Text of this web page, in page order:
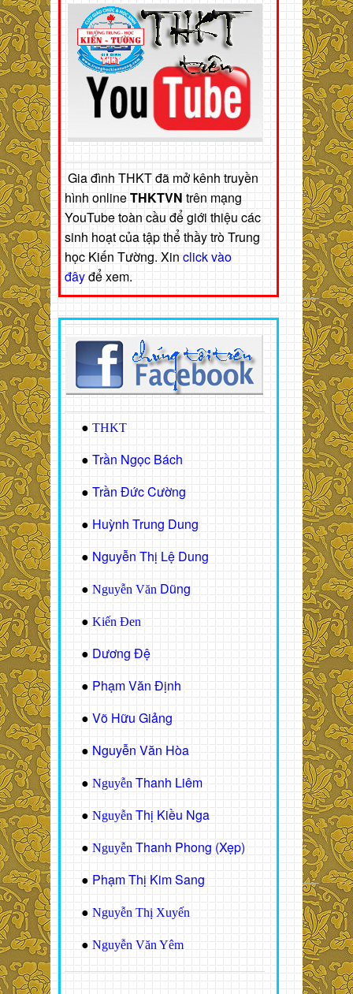
Gia đình THKT đã mở kênh truyền
hình onlineTHKTVN trên mạng
YouTube toàn cầu để giới thiệu các
sinh hoạt của tập thể thầy trò Trung
học Kiến Tường. Xin click vào
đâyđể xem.
● THKT
● Trần Ngọc Bách
● Trần Đức Cường
● Huỳnh Trung Dung
● Nguyễn Thị Lệ Dung
● Nguyễn Văn Dũng
● Kiến Đen
● Dương Đệ
● Phạm Văn Định
● Võ Hữu Giảng
● Nguyễn Văn Hòa
● Nguyễn Thanh Liêm
● Nguyễn Thị Kiều Nga
● Nguyễn Thanh Phong (Xẹp)
● Phạm Thị Kim Sang
● Nguyễn Thị Xuyến
● Nguyễn Văn Yêm